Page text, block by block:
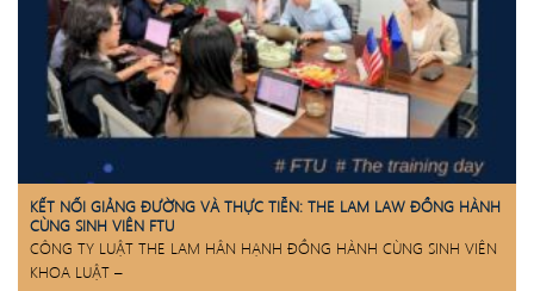
KẾT NỐI GIẢNG ĐƯỜNG VÀ THỰC TIỄN: THE LAM LAW ĐỒNG HÀNH
CÙNG SINH VIÊN FTU
CÔNG TY LUẬT THE LAM HÂN HẠNH ĐỒNG HÀNH CÙNG SINH VIÊN
KHOA LUẬT –